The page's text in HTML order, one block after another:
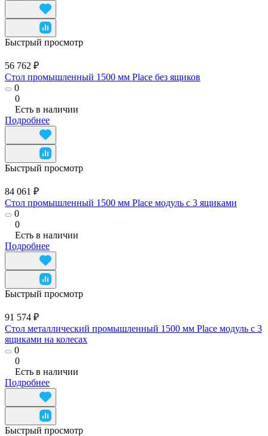
Быстрый просмотр
56 762 ₽
Стол промышленный 1500 мм Place без ящиков
0
0
Есть в наличии
Подробнее
Быстрый просмотр
84 061 ₽
Стол промышленный 1500 мм Place модуль с 3 ящиками
0
0
Есть в наличии
Подробнее
Быстрый просмотр
91 574 ₽
Стол металлический промышленный 1500 мм Place модуль с 3
ящиками на колесах
0
0
Есть в наличии
Подробнее
Быстрый просмотр